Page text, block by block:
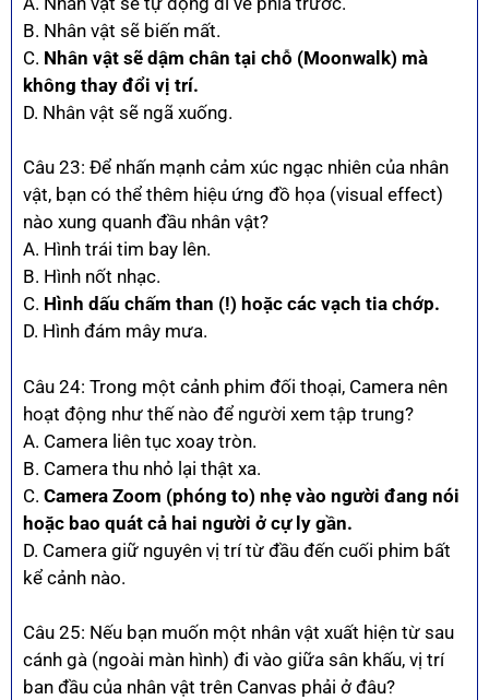
B. Nhân vật sẽ biến mất.
C. Nhân vật sẽ dậm chân tại chỗ (Moonwalk) mà
không thay đổi vị trí.
D. Nhân vật sẽ ngã xuống.
Câu 23: Để nhấn mạnh cảm xúc ngạc nhiên của nhân
vật, bạn có thể thêm hiệu ứng đồ họa (visual effect)
nào xung quanh đầu nhân vật?
A. Hình trái tim bay lên.
B. Hình nốt nhạc.
C. Hình dấu chấm than (!) hoặc các vạch tia chớp.
D. Hình đám mây mưa.
Câu 24: Trong một cảnh phim đối thoại, Camera nên
hoạt động như thế nào để người xem tập trung?
A. Camera liên tục xoay tròn.
B. Camera thu nhỏ lại thật xa.
C. Camera Zoom (phóng to) nhẹ vào người đang nói
hoặc bao quát cả hai người ở cự ly gần.
D. Camera giữ nguyên vị trí từ đầu đến cuối phim bất
kể cảnh nào.
Câu 25: Nếu bạn muốn một nhân vật xuất hiện từ sau
cánh gà (ngoài màn hình) đi vào giữa sân khấu, vị trí
ban đầu của nhân vật trên Canvas phải ở đâu?